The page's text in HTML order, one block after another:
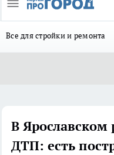
Все для стройки и ремонта
В
ДТП: есть